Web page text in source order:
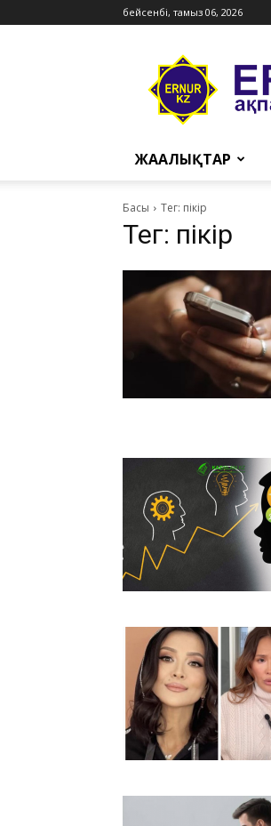
бейсенбі, тамыз 06, 2026
Ernur
Press
ЖАҢАЛЫҚТАР
Басы Тег: пікір
Тег: пікір